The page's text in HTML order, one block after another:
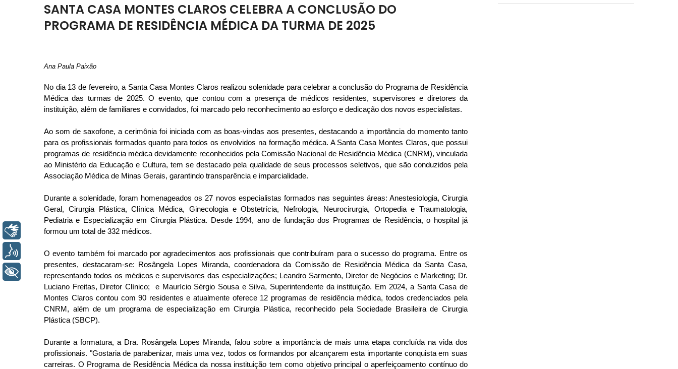
SANTA CASA MONTES CLAROS CELEBRA A CONCLUSÃO DO
PROGRAMA DE RESIDÊNCIA MÉDICA DA TURMA DE 2025
Ana Paula Paixão
No dia 13 de fevereiro, a Santa Casa Montes Claros realizou solenidade para celebrar a conclusão do Programa de Residência
Médica das turmas de 2025. O evento, que contou com a presença de médicos residentes, supervisores e diretores da
instituição, além de familiares e convidados, foi marcado pelo reconhecimento ao esforço e dedicação dos novos especialistas.
Ao som de saxofone, a cerimônia foi iniciada com as boas-vindas aos presentes, destacando a importância do momento tanto
para os profissionais formados quanto para todos os envolvidos na formação médica. A Santa Casa Montes Claros, que possui
programas de residência médica devidamente reconhecidos pela Comissão Nacional de Residência Médica (CNRM), vinculada
ao Ministério da Educação e Cultura, tem se destacado pela qualidade de seus processos seletivos, que são conduzidos pela
Associação Médica de Minas Gerais, garantindo transparência e imparcialidade.
Durante a solenidade, foram homenageados os 27 novos especialistas formados nas seguintes áreas: Anestesiologia, Cirurgia
Geral, Cirurgia Plástica, Clínica Médica, Ginecologia e Obstetrícia, Nefrologia, Neurocirurgia, Ortopedia e Traumatologia,
Pediatria e Especialização em Cirurgia Plástica. Desde 1994, ano de fundação dos Programas de Residência, o hospital já
formou um total de 332 médicos.
O evento também foi marcado por agradecimentos aos profissionais que contribuíram para o sucesso do programa. Entre os
presentes, destacaram-se: Rosângela Lopes Miranda, coordenadora da Comissão de Residência Médica da Santa Casa,
representando todos os médicos e supervisores das especializações; Leandro Sarmento, Diretor de Negócios e Marketing; Dr.
Luciano Freitas, Diretor Clínico;  e Maurício Sérgio Sousa e Silva, Superintendente da instituição. Em 2024, a Santa Casa de
Montes Claros contou com 90 residentes e atualmente oferece 12 programas de residência médica, todos credenciados pela
CNRM, além de um programa de especialização em Cirurgia Plástica, reconhecido pela Sociedade Brasileira de Cirurgia
Plástica (SBCP).
Durante a formatura, a Dra. Rosângela Lopes Miranda, falou sobre a importância de mais uma etapa concluída na vida dos
profissionais. "Gostaria de parabenizar, mais uma vez, todos os formandos por alcançarem esta importante conquista em suas
carreiras. O Programa de Residência Médica da nossa instituição tem como objetivo principal o aperfeiçoamento contínuo do
Libras
+ Acessibilidade